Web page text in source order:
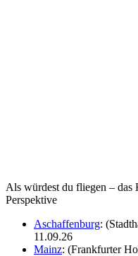
Als würdest du fliegen – das
Perspektive
Aschaffenburg:
11.09.26
Mainz: (Frankfurter